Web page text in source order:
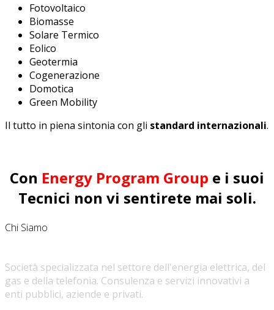
Fotovoltaico
Biomasse
Solare Termico
Eolico
Geotermia
Cogenerazione
Domotica
Green Mobility
Il tutto in piena sintonia con gli standard internazionali.
Con Energy Program Group e i suoi
Tecnici non vi sentirete mai soli.
Chi Siamo
Società specializzata nel settore dell'energia elettrica, del
gas e della telefonia. Consulenza e servizi innovativi a
enti pubblici, aziende e privati.